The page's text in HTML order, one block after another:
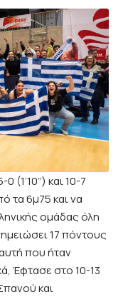
και 10-7
τα 6μ75 και να
ομάδας όλη
17 πόντους
που ήταν
Έφτασε στο 10-13
και